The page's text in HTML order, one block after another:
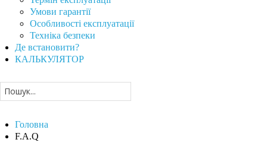
Умови гарантії
Особливості експлуатації
Техніка безпеки
Де встановити?
КАЛЬКУЛЯТОР
Головна
F.A.Q